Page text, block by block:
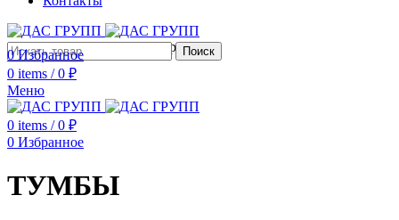
Сотрудничество с дизайнерамиПоиск
0Избранное
0 items / 0 ₽
Меню
0 items / 0 ₽
0 Избранное
ТУМБЫ